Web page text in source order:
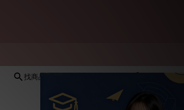
找商品 購物車(0)